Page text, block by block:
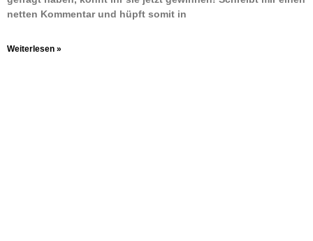
netten Kommentar und hüpft somit in
Weiterlesen »